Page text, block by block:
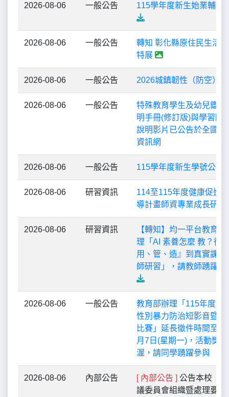
2026-08-06 一般公告 115學年度新生始業輔導
2026-08-06 一般公告
轉知 彰化縣原住民生活
特展
2026-08-06 一般公告 2026城鎮韌性（防空）
2026-08-06 一般公告
特殊教育學生及幼兒鑑定
明手冊(修訂版)與學習障
說明影片已公告於全國特
資訊網
2026-08-06 一般公告 115學年度新生學號公告
2026-08-06 研習資訊
114至115年度健康促進
導計畫師資專業成長研習
2026-08-06 研習資訊
【轉知】均一平台教育
理「AI 素養怎麼 教？從
用、管、造』到真實課堂
師研習」，請教師踴躍報
2026-08-06 一般公告
教育部辦理「115年度數
性別暴力防治短影音暨海
比賽」延長徵件時間至
月7日(星期一)，活動獎
渥，請同學踴躍參與
2026-08-06 內部公告 [ 內部公告 ] 公告本校「
議委員會組織暨處理要點